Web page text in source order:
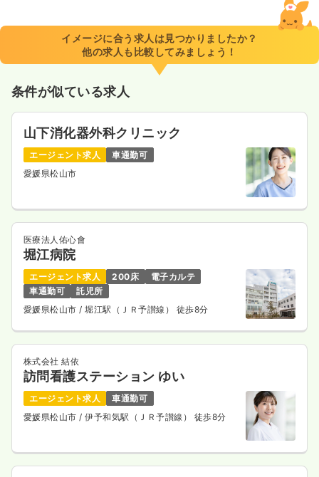
イメージに合う求人は見つかりましたか？
他の求人も比較してみましょう！
条件が似ている求人
山下消化器外科クリニック
エージェント求人
車通勤可
愛媛県松山市
医療法人佑心會
堀江病院
エージェント求人 200床
電子カルテ
車通勤可
託児所
愛媛県松山市/ 堀江駅（ＪＲ予讃線） 徒歩8分
株式会社 結依
訪問看護ステーション ゆい
エージェント求人
車通勤可
愛媛県松山市 / 伊予和気駅（ＪＲ予讃線） 徒歩8分